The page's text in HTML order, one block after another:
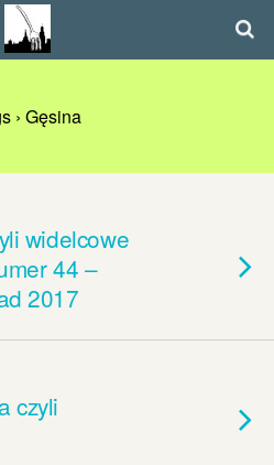
› Gęsina
widelcowe
44 –
2017
czyli